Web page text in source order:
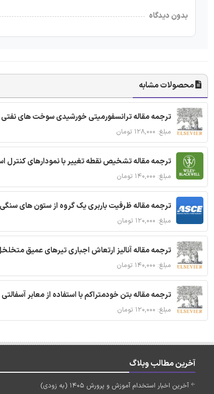
بدون دیدگاه
محصولات مشابه
ترجمه مقاله ترانسفورمیتی خورشیدی سوخت های نفتی
مبلغ: ۱۲۸,۰۰۰ تومان
ترجمه مقاله تشخیص نقطه تغییر با نمودارهای کنترل
مبلغ: ۱۴۰,۰۰۰ تومان
ترجمه مقاله ظرفیت باربری یک گروه از ستون های
مبلغ: ۱۲۰,۰۰۰ تومان
ترجمه مقاله آنالیز ارتعاش اجباری تیرهای عمیق
مبلغ: ۱۴۰,۰۰۰ تومان
ترجمه مقاله بتن خودمتراکم با استفاده از معابر
مبلغ: ۱۲۰,۰۰۰ تومان
آخرین مطالب وبلاگ
آخرین اخبار استخدام آموزش و پرورش 1405 (به زودی)